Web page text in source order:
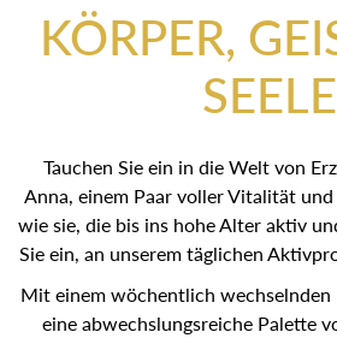
KÖRPER,
SEELE
Tauchen Sie ein in die Welt von
Anna, einem Paar voller Vitalität und
wie sie, die bis ins hohe Alter aktiv
wir Sie ein, an unserem
Mit einem wöchentlich wechselnden